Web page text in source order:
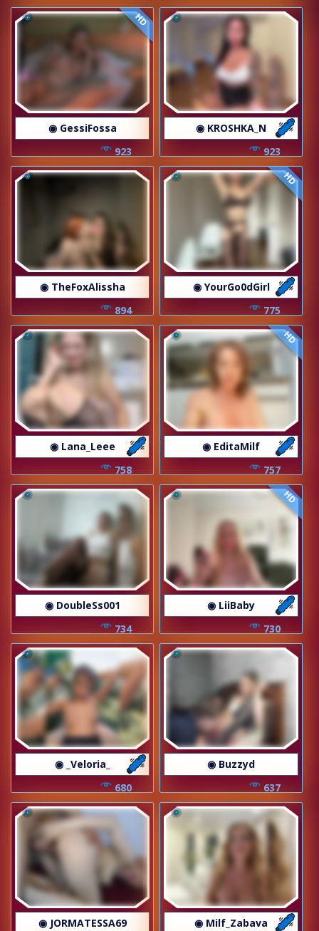
HD
◉ GessiFossa
923
◉ KROSHKA_N
923
◉ TheFoxAlissha
894
HD
◉ YourGo0dGirl
775
◉ Lana_Leee
758
HD
◉ EditaMilf
757
◉ DoubleSs001
734
HD
◉ LiiBaby
730
◉ _Veloria_
680
◉ Buzzyd
637
◉ JORMATESSA69
◉ Milf_Zabava